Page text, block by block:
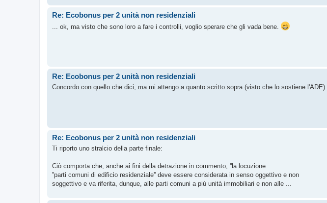
Re: Ecobonus per 2 unità non residenziali
... ok, ma visto che sono loro a fare i controlli, voglio sperare che gli vada bene.
Re: Ecobonus per 2 unità non residenziali
Concordo con quello che dici, ma mi attengo a quanto scritto sopra (visto che lo sostiene l'ADE).
Re: Ecobonus per 2 unità non residenziali
Ti riporto uno stralcio della parte finale:
Ciò comporta che, anche ai fini della detrazione in commento, ''la locuzione
''parti comuni di edificio residenziale'' deve essere considerata in senso oggettivo e non
soggettivo e va riferita, dunque, alle parti comuni a più unità immobiliari e non alle ...